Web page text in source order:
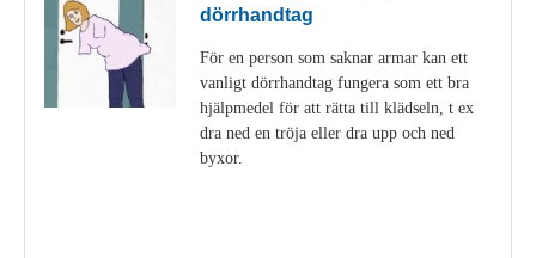
dörrhandtag
För en person som saknar armar kan ett
vanligt dörrhandtag fungera som ett bra
hjälpmedel för att rätta till klädseln, t ex
dra ned en tröja eller dra upp och ned
byxor.